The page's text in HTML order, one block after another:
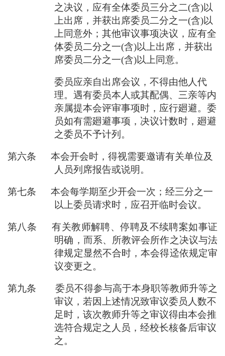
之决议，应有全体委员三分之二(含)以
上出席，并获出席委员二分之一(含)以
上同意外；其他审议事项决议，应有全
体委员二分之一(含)以上出席，并获出
席委员二分之一(含)以上同意。
委员应亲自出席会议，不得由他人代
理。遇有委员本人或其配偶、三亲等内
亲属提本会评审事项时，应行廻避。委
员如有需廻避事项，决议计数时，廻避
之委员不予计列。
第六条 本会开会时，得视需要邀请有关单位及
人员列席报告或说明。
第七条 本会每学期至少开会一次；经三分之一
以上委员请求时，应召开临时会议。
第八条 有关教师解聘、停聘及不续聘案如事证
明确，而系、所教评会所作之决议与法
律规定显然不合时，本会得迳依规定审
议变更之。
第九条 委员不得参与高于本身职等教师升等之
审议，若因上述情况致审议委员人数不
足时，该次教师升等之审议得由本会推
选符合规定之人员，经校长核备后审议
之。